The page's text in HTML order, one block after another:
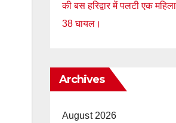
की बस हरिद्वार में पलटी एक
38 घायल।
Archives
August 2026